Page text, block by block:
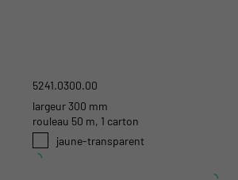
5241.0300.00
largeur 300 mm
rouleau 50 m, 1 carton
jaune-transparent